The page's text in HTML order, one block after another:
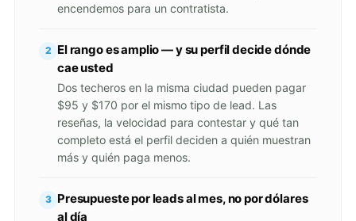
encendemos para un contratista.
2 El rango es amplio — y su perfil decide dónde
cae usted
Dos techeros en la misma ciudad pueden pagar
$95 y $170 por el mismo tipo de lead. Las
reseñas, la velocidad para contestar y qué tan
completo está el perfil deciden a quién muestran
más y quién paga menos.
3 Presupueste por leads al mes, no por dólares
al día